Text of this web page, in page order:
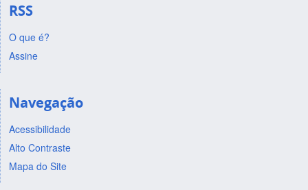
RSS
O que é?
Assine
Navegação
Acessibilidade
Alto Contraste
Mapa do Site